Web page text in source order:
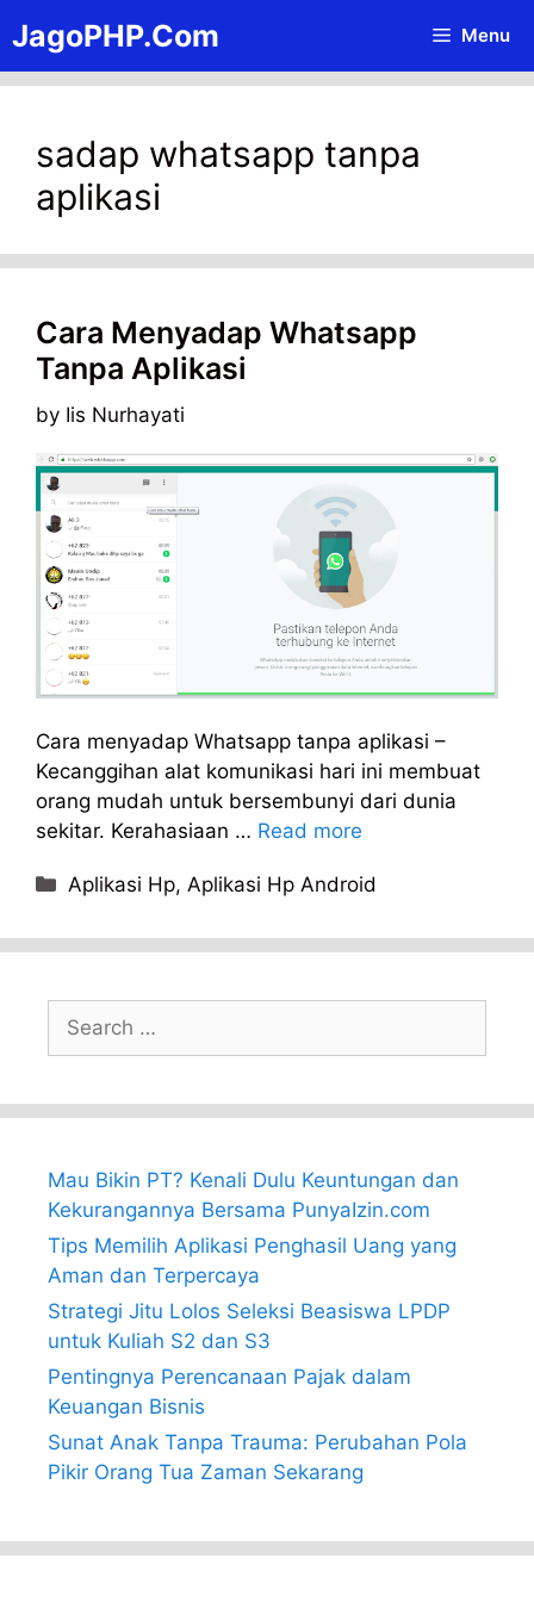
to
content
JagoPHP.Com Menu
sadap whatsapp tanpa
aplikasi
Cara Menyadap Whatsapp
Tanpa Aplikasi
by Iis Nurhayati
Cara menyadap Whatsapp tanpa aplikasi –
Kecanggihan alat komunikasi hari ini membuat
orang mudah untuk bersembunyi dari dunia
sekitar. Kerahasiaan … Read more
Categories
Aplikasi Hp, Aplikasi Hp Android
for:
Mau Bikin PT? Kenali Dulu Keuntungan dan
Kekurangannya Bersama PunyaIzin.com
Tips Memilih Aplikasi Penghasil Uang yang
Aman dan Terpercaya
Strategi Jitu Lolos Seleksi Beasiswa LPDP
untuk Kuliah S2 dan S3
Pentingnya Perencanaan Pajak dalam
Keuangan Bisnis
Sunat Anak Tanpa Trauma: Perubahan Pola
Pikir Orang Tua Zaman Sekarang